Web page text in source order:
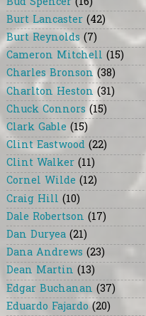
Burt Lancaster (42)
Burt Reynolds (7)
Cameron Mitchell (15)
Charles Bronson (38)
Charlton Heston (31)
Chuck Connors (15)
Clark Gable (15)
Clint Eastwood (22)
Clint Walker (11)
Cornel Wilde (12)
Craig Hill (10)
Dale Robertson (17)
Dan Duryea (21)
Dana Andrews (23)
Dean Martin (13)
Edgar Buchanan (37)
Eduardo Fajardo (20)